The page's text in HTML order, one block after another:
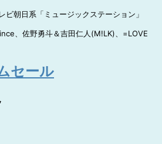
朝日系「ミュージックステーション」
、佐野勇斗＆吉田仁人(M!LK)、=LOVE
セール